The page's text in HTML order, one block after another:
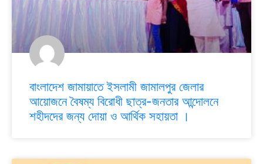
বাংলাদেশ জামায়াতে ইসলামী জামালপুর জেলার
আয়োজনে বৈষম্য বিরোধী ছাত্র-জনতার আন্দোলনে
শহীদদের জন্য দোয়া ও আর্থিক সহায়তা ।